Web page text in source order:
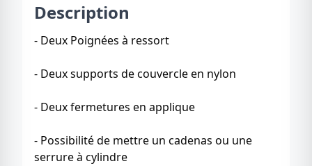
Description
- Deux Poignées à ressort
- Deux supports de couvercle en nylon
- Deux fermetures en applique
- Possibilité de mettre un cadenas ou une
serrure à cylindre